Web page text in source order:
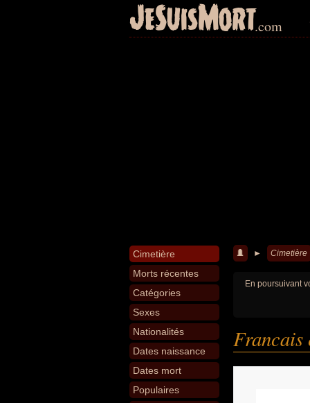
JeSuisMort.com
Cimetière
Morts récentes
Catégories
Sexes
Nationalités
Dates naissance
Dates mort
Populaires
► Cimetière
En poursuivant
Francais